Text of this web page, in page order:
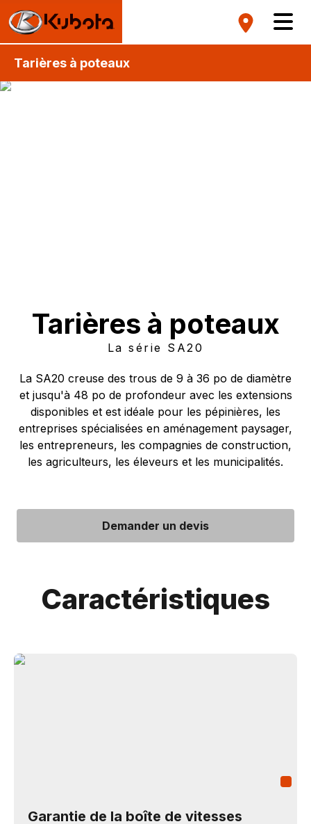
Tarières à poteaux
Tarières à poteaux
La série SA20
La SA20 creuse des trous de 9 à 36 po de diamètre
et jusqu'à 48 po de profondeur avec les extensions
disponibles et est idéale pour les pépinières, les
entreprises spécialisées en aménagement paysager,
les entrepreneurs, les compagnies de construction,
les agriculteurs, les éleveurs et les municipalités.
Demander un devis
Caractéristiques
Garantie de la boîte de vitesses